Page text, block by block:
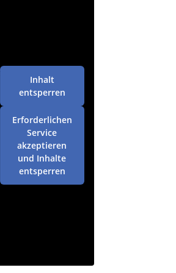
Inhalt
entsperren
Erforderlichen
Service
akzeptieren
und Inhalte
entsperren